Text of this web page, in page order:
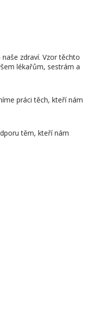
zdraví. Vzor těchto
lékařům, sestrám a
práci těch, kteří nám
těm, kteří nám